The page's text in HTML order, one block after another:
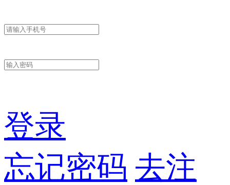
登录
忘记密码 去注